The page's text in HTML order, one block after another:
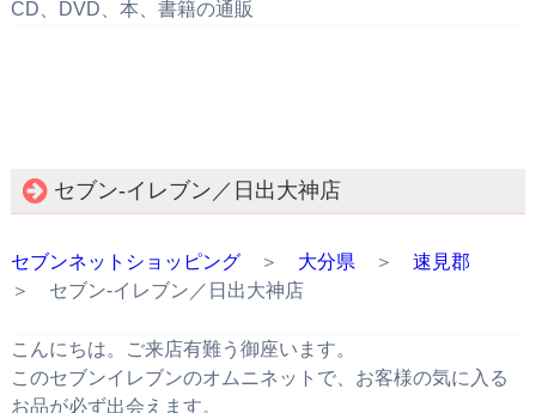
CD、DVD、本、書籍の通販
セブン‐イレブン／日出大神店
セブンネットショッピング＞ 大分県 ＞ 速見郡
＞ セブン‐イレブン／日出大神店
こんにちは。ご来店有難う御座います。
このセブンイレブンのオムニネットで、お客様の気に入る
お品が必ず出会えます。